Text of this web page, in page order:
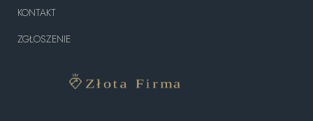
KONTAKT
ZGŁOSZENIE